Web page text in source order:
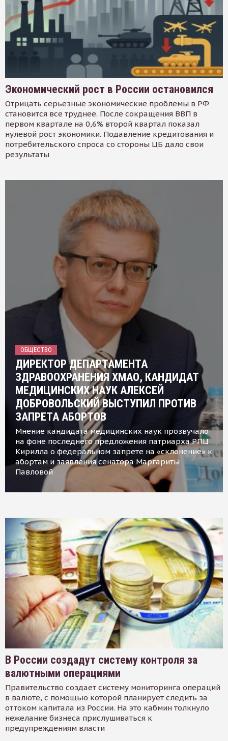
Экономический рост в России остановился
Отрицать серьезные экономические проблемы в РФ
становится все труднее. После сокращения ВВП в
первом квартале на 0,6% второй квартал показал
нулевой рост экономики. Подавление кредитования и
потребительского спроса со стороны ЦБ дало свои
результаты
ОБЩЕСТВО
ДИРЕКТОР ДЕПАРТАМЕНТА
ЗДРАВООХРАНЕНИЯ ХМАО, КАНДИДАТ
МЕДИЦИНСКИХ НАУК АЛЕКСЕЙ
ДОБРОВОЛЬСКИЙ ВЫСТУПИЛ ПРОТИВ
ЗАПРЕТА АБОРТОВ
Мнение кандидата медицинских наук прозвучало
на фоне последнего предложения патриарха РПЦ
Кирилла о федеральном запрете на «склонение» к
абортам и заявления сенатора Маргариты
Павловой
В России создадут систему контроля за
валютными операциями
Правительство создает систему мониторинга операций
в валюте, с помощью которой планирует следить за
оттоком капитала из России. На это кабмин толкнуло
нежелание бизнеса прислушиваться к
предупреждениям власти